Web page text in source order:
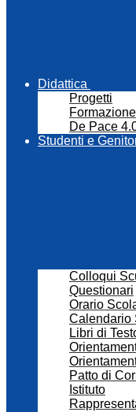
Didattica
Progetti
Formazione
De Pace
Studenti e
Colloqui
Questionari
Orario
Calendario
Libri di
Patto di
Istituto